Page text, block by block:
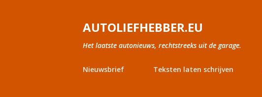
AUTOLIEFHEBBER.EU
Het laatste autonieuws, rechtstreeks uit de garage.
Nieuwsbrief Teksten laten schrijven